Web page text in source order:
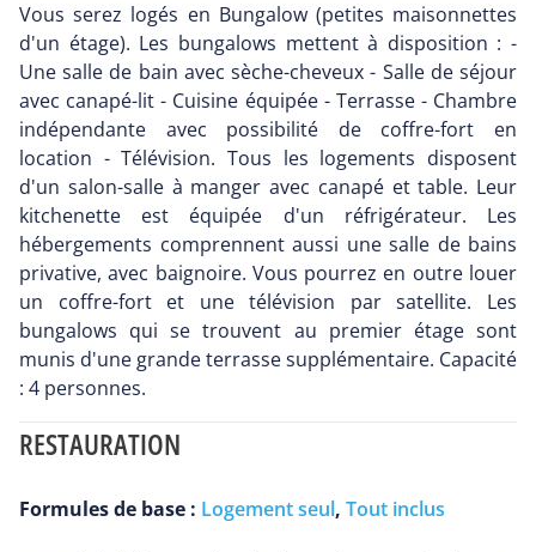
Vous serez logés en Bungalow (petites maisonnettes
d'un étage). Les bungalows mettent à disposition : -
Une salle de bain avec sèche-cheveux - Salle de séjour
avec canapé-lit - Cuisine équipée - Terrasse - Chambre
indépendante avec possibilité de coffre-fort en
location - Télévision. Tous les logements disposent
d'un salon-salle à manger avec canapé et table. Leur
kitchenette est équipée d'un réfrigérateur. Les
hébergements comprennent aussi une salle de bains
privative, avec baignoire. Vous pourrez en outre louer
un coffre-fort et une télévision par satellite. Les
bungalows qui se trouvent au premier étage sont
munis d'une grande terrasse supplémentaire. Capacité
: 4 personnes.
RESTAURATION
Formules de base : Logement seul, Tout inclus